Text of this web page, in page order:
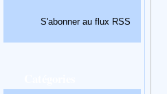
S'abonner au flux RSS